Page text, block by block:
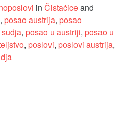
in Čistačiceand
, posao austrija, posao
, posao u austriji, posao u
, poslovi, poslovi austrija,